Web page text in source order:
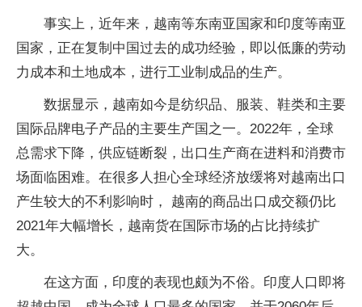
事实上，近年来，越南等东南亚国家和印度等南亚
国家，正在复制中国过去的成功经验，即以低廉的劳动
力成本和土地成本，进行工业制成品的生产。
数据显示，越南如今是纺织品、服装、鞋类和主要
国际品牌电子产品的主要生产国之一。2022年，全球
总需求下降，供应链断裂，出口生产商在进料和消费市
场面临困难。在很多人担心全球经济放缓将对越南出口
产生较大的不利影响时， 越南的商品出口成交额仍比
2021年大幅增长，越南货在国际市场的占比持续扩
大。
在这方面，印度的表现也颇为不俗。印度人口即将